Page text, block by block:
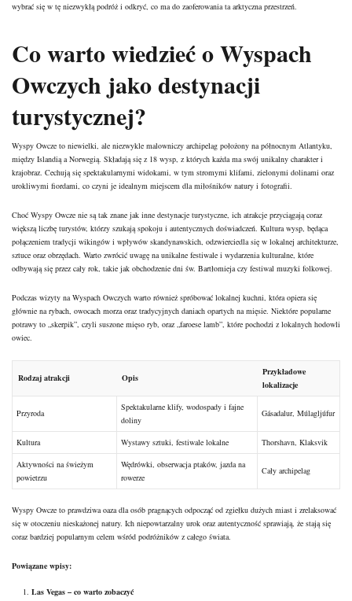
wybrać się w tę niezwykłą podróż i odkryć, co ma do zaoferowania ta arktyczna przestrzeń.
Co warto wiedzieć o Wyspach
Owczych jako destynacji
turystycznej?
Wyspy Owcze to niewielki, ale niezwykle malowniczy archipelag położony na północnym Atlantyku,
między Islandią a Norwegią. Składają się z 18 wysp, z których każda ma swój unikalny charakter i
krajobraz. Cechują się spektakularnymi widokami, w tym stromymi klifami, zielonymi dolinami oraz
urokliwymi fiordami, co czyni je idealnym miejscem dla miłośników natury i fotografii.
Choć Wyspy Owcze nie są tak znane jak inne destynacje turystyczne, ich atrakcje przyciągają coraz
większą liczbę turystów, którzy szukają spokoju i autentycznych doświadczeń. Kultura wysp, będąca
połączeniem tradycji wikingów i wpływów skandynawskich, odzwierciedla się w lokalnej architekturze,
sztuce oraz obrzędach. Warto zwrócić uwagę na unikalne festiwale i wydarzenia kulturalne, które
odbywają się przez cały rok, takie jak obchodzenie dni św. Bartłomieja czy festiwal muzyki folkowej.
Podczas wizyty na Wyspach Owczych warto również spróbować lokalnej kuchni, która opiera się
głównie na rybach, owocach morza oraz tradycyjnych daniach opartych na mięsie. Niektóre popularne
potrawy to „skerpik”, czyli suszone mięso ryb, oraz „faroese lamb”, które pochodzi z lokalnych hodowli
owiec.
Rodzaj atrakcji Opis
Przykładowe
lokalizacje
Przyroda
Spektakularne klify, wodospady i fajne
doliny
Gásadalur, Múlagljúfur
Kultura Wystawy sztuki, festiwale lokalne
Thorshavn, Klaksvik
Aktywności na świeżym
powietrzu
Wędrówki, obserwacja ptaków, jazda na
rowerze
Cały archipelag
Wyspy Owcze to prawdziwa oaza dla osób pragnących odpocząć od zgiełku dużych miast i zrelaksować
się w otoczeniu nieskażonej natury. Ich niepowtarzalny urok oraz autentyczność sprawiają, że stają się
coraz bardziej popularnym celem wśród podróżników z całego świata.
Powiązane wpisy:
Las Vegas – co warto zobaczyć